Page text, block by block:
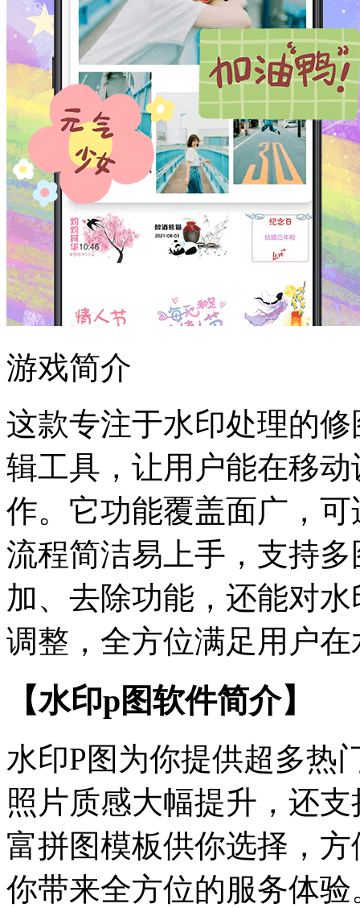
游戏简介
这款专注于水印处理的
辑工具，让用户能在移
作。它功能覆盖面广，
流程简洁易上手，支持
加、去除功能，还能对
调整，全方位满足用户
【水印p图软件简介】
水印P图为你提供超多热
照片质感大幅提升，还
富拼图模板供你选择，
你带来全方位的服务体验